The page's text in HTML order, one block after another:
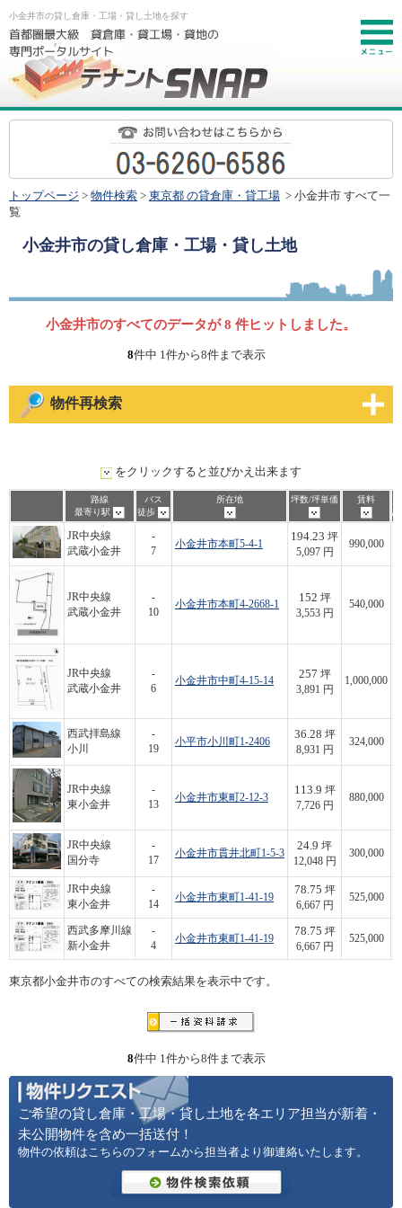
小金井市の貸し倉庫・工場・貸し土地を探す
トップページ > 物件検索 > 東京都 の貸倉庫・貸工場 > 小金井市 すべて一
覧
小金井市の貸し倉庫・工場・貸し土地
小金井市のすべてのデータが 8 件ヒットしました。
8件中 1件から8件まで表示
をクリックすると並びかえ出来ます
路線
最寄り駅
バス
徒歩
所在地 坪数/坪単価 賃料
JR中央線
武蔵小金井
-
7
小金井市本町5-4-1
194.23 坪
5,097 円
990,000
JR中央線
武蔵小金井
-
10
小金井市本町4-2668-1
152 坪
3,553 円
540,000
JR中央線
武蔵小金井
-
6
小金井市中町4-15-14
257 坪
3,891 円
1,000,000
西武拝島線
小川
-
19
小平市小川町1-2406
36.28 坪
8,931 円
324,000
JR中央線
東小金井
-
13
小金井市東町2-12-3
113.9 坪
7,726 円
880,000
JR中央線
国分寺
-
17
小金井市貫井北町1-5-3
24.9 坪
12,048 円
300,000
JR中央線
東小金井
-
14
小金井市東町1-41-19
78.75 坪
6,667 円
525,000
西武多摩川線
新小金井
-
4
小金井市東町1-41-19
78.75 坪
6,667 円
525,000
東京都小金井市のすべての検索結果を表示中です。
8件中 1件から8件まで表示
物件再検索
ご希望の貸し倉庫・工場・貸し土地を各エリア担当が新着・
未公開物件を含め一括送付！
物件の依頼はこちらのフォームから担当者より御連絡いたします。